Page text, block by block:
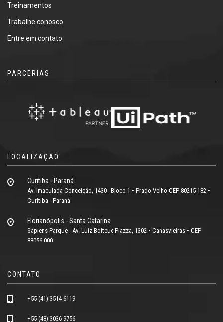
Treinamentos
Trabalhe conosco
Entre em contato
PARCERIAS
LOCALIZAÇÃO
Curitiba - Paraná
Av. Imaculada Conceição, 1430 - Bloco 1 • Prado Velho CEP 80215-182 •
Curitiba - Paraná
Florianópolis - Santa Catarina
Sapiens Parque - Av. Luiz Boiteux Piazza, 1302 • Canasvieiras • CEP
88056-000
CONTATO
+55 (41) 3514 6119
+55 (48) 3036 9756